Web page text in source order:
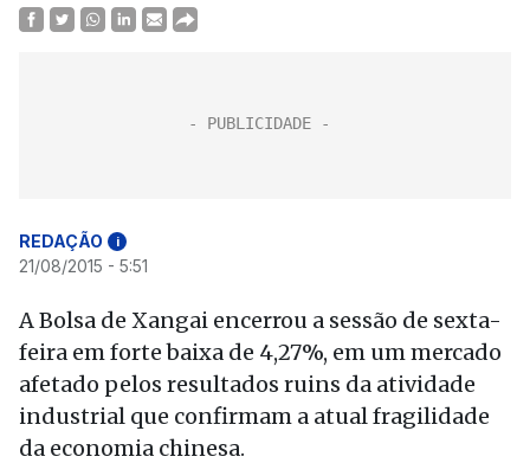
REDAÇÃO i
21/08/2015 - 5:51
A Bolsa de Xangai encerrou a sessão de sexta-
feira em forte baixa de 4,27%, em um mercado
afetado pelos resultados ruins da atividade
industrial que confirmam a atual fragilidade
da economia chinesa.